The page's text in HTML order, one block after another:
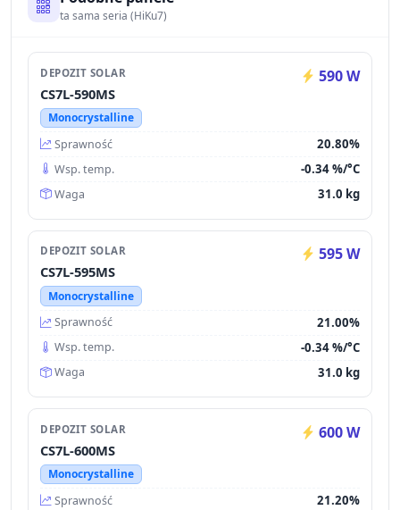
ta sama seria (HiKu7)
DEPOZIT SOLAR 590 W
CS7L-590MS
Monocrystalline
Sprawność
20.80%
Wsp. temp. -0.34 %/°C
Waga 31.0 kg
DEPOZIT SOLAR 595 W
CS7L-595MS
Monocrystalline
Sprawność
21.00%
Wsp. temp. -0.34 %/°C
Waga 31.0 kg
DEPOZIT SOLAR 600 W
CS7L-600MS
Monocrystalline
Sprawność
21.20%